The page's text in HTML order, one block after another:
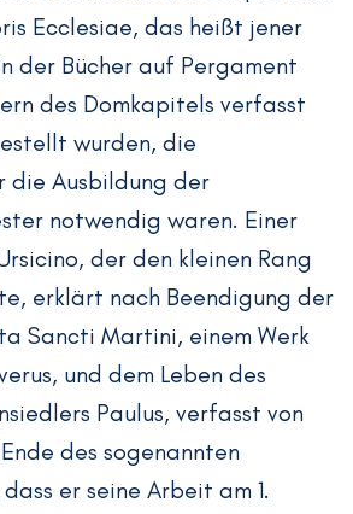
Ecclesiae, das heißt jener
der Bücher auf Pergament
des Domkapitels verfasst
wurden, die
die Ausbildung der
notwendig waren. Einer
der den kleinen Rang
erklärt nach Beendigung der
Sancti Martini, einem Werk
und dem Leben des
Paulus, verfasst von
des sogenannten
er seine Arbeit am 1.